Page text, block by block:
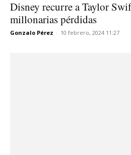
Disney recurre a Taylor
millonarias pérdidas
Gonzalo Pérez - 10 febrero, 2024 11:27